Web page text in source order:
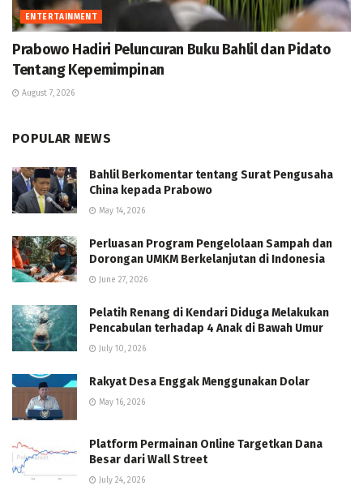
ENTERTAINMENT
Prabowo Hadiri Peluncuran Buku Bahlil dan Pidato
Tentang Kepemimpinan
August 7, 2026
POPULAR NEWS
Bahlil Berkomentar tentang Surat Pengusaha
China kepada Prabowo
May 14, 2026
Perluasan Program Pengelolaan Sampah dan
Dorongan UMKM Berkelanjutan di Indonesia
June 27, 2026
Pelatih Renang di Kendari Diduga Melakukan
Pencabulan terhadap 4 Anak di Bawah Umur
July 10, 2026
Rakyat Desa Enggak Menggunakan Dolar
May 16, 2026
Platform Permainan Online Targetkan Dana
Besar dari Wall Street
July 24, 2026